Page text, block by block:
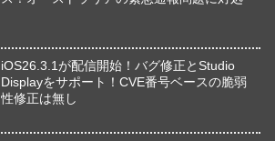
iOS26.3.1が配信開始！バグ修正とStudio
Displayをサポート！CVE番号ベースの脆弱
性修正は無し